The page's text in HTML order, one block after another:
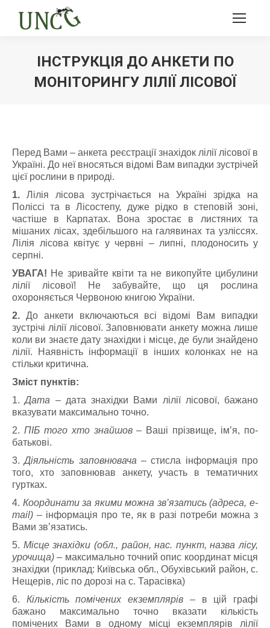
ІНСТРУКЦІЯ ДО АНКЕТИ ПО
МОНІТОРИНГУ ЛІЛІЇ ЛІСОВОЇ
Перед Вами – анкета реєстрації знахідок лілії лісової в
Україні. До неї вносяться відомі Вам випадки зустрічей
цієї рослини в природі.
1. Лілія лісова зустрічається на Україні зрідка на
Поліссі та в Лісостепу, дуже рідко в степовій зоні,
частіше в Карпатах. Вона зростає в листяних та
мішаних лісах, здебільшого на галявинах та узліссях.
Лілія лісова квітує у червні – липні, плодоносить у
серпні.
УВАГА! Не зривайте квіти та не викопуйте цибулини
лілії лісової! Не забувайте, що ця рослина
охороняється Червоною книгою України.
2. До анкети включаються всі відомі Вам випадки
зустрічі лілії лісової. Заповнювати анкету можна лише
коли ви знаєте дату знахідки і місце, де були знайдено
лілії. Наявність інформації в інших колонках не на
стільки критична.
Зміст пунктів:
1.Дата – дата знахідки Вами лілії лісової, бажано
вказувати максимально точно.
2. ПІБ того хто знайшов– Ваші прізвище, ім’я, по-
батькові.
3.Діяльність заповнювача – стисла інформація про
того, хто заповнював анкету, участь в тематичних
гуртках.
4. Координати за якими можна зв’язатись (адреса, e-
mail) – інформація про те, як в разі потреби можна з
Вами зв’язатись.
5. Місце знахідки (обл., район, нас. пункт, назва лісу,
урочища) – максимально точний опис координат місця
знахідки (приклад: Київська обл., Обухівський район, с.
Нещерів, ліс по дорозі на с. Тарасівка)
6. Кількість помічених екземплярів – в цій графі
бажано максимально точно вказати кількість
помічених Вами в одному місці екземплярів лілії